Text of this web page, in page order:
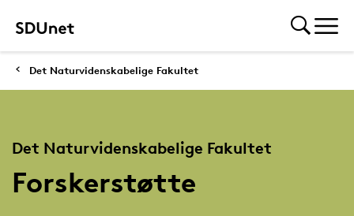
Det Naturvidenskabelige Fakultet
Det Naturvidenskabelige Fakultet
Forskerstøtte